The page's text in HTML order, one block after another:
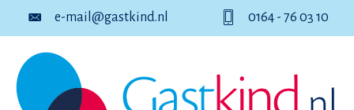
e-mail@gastkind.nl 0164 - 76 03 10